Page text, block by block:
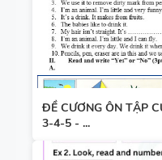
ĐỀ CƯƠNG ÔN TẬP
3-4-5 - ...